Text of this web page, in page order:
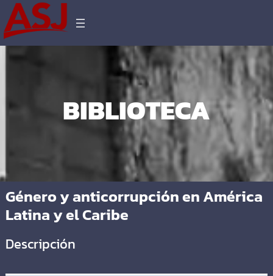
BIBLIOTECA
Género y anticorrupción en América
Latina y el Caribe
Descripción